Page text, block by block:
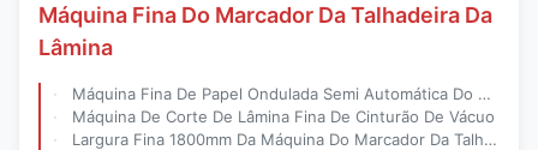
Máquina Fina Do Marcador Da Talhadeira Da
Lâmina
Máquina Fina De Papel Ondulada Semi Automática Do Marcador Da Talhadeira Da Lâmina Da Placa 2000mm
Máquina De Corte De Lâmina Fina De Cinturão De Vácuo
Largura Fina 1800mm Da Máquina Do Marcador Da Talhadeira Da Lâmina Do Alimentador De Correia Do Vácuo